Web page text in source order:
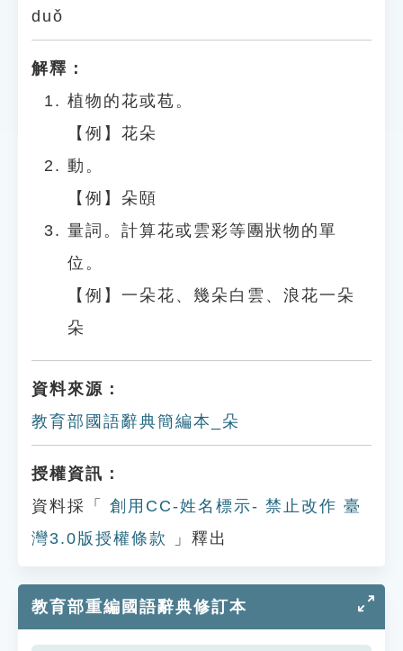
duǒ
解釋：
植物的花或苞。
【例】花朵
動。
【例】朵頤
量詞。計算花或雲彩等團狀物的單
位。
【例】一朵花、幾朵白雲、浪花一朵
朵
資料來源：
教育部國語辭典簡編本_朵
授權資訊：
資料採「
創用CC-姓名標示- 禁止改作 臺
灣3.0版授權條款
」釋出
教育部重編國語辭典修訂本